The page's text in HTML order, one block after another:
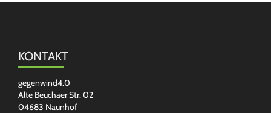
KONTAKT
gegenwind4.0
Alte Beuchaer Str. 02
04683 Naunhof